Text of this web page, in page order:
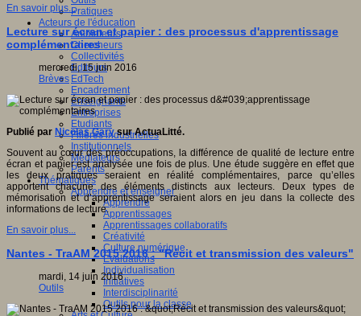
Pratiques
Acteurs de l'éducation
Animateurs
Chercheurs
Collectivités
Editeurs
EdTech
Encadrement
Enseignants
Entreprises
Etudiants
Filières industrielles
Institutionnels
Médiateurs
Parents
Thématiques
Apprendre et enseigner
Apprendre
Apprentissages
Apprentissages collaboratifs
Créativité
Culture numérique
Evaluations
Individualisation
Initiatives
Interdisciplinarité
Outils pour la classe
En savoir plus...
Lecture sur écran et papier : des processus d'apprentissage
complémentaires
mercredi, 15 juin 2016
Brèves
Publié par Nicolas Garysur ActuaLitté.
Souvent au cœur des préoccupations, la différence de qualité de lecture entre
écran et papier est analysée une fois de plus. Une étude suggère en effet que
les deux pratiques seraient en réalité complémentaires, parce qu’elles
apportent chacune des éléments distincts aux lecteurs. Deux types de
mémorisation et d’apprentissage seraient alors en jeu dans la collecte des
informations de lecture.
En savoir plus...
Nantes - TraAM 2015 2016 : "Récit et transmission des valeurs"
mardi, 14 juin 2016
Outils